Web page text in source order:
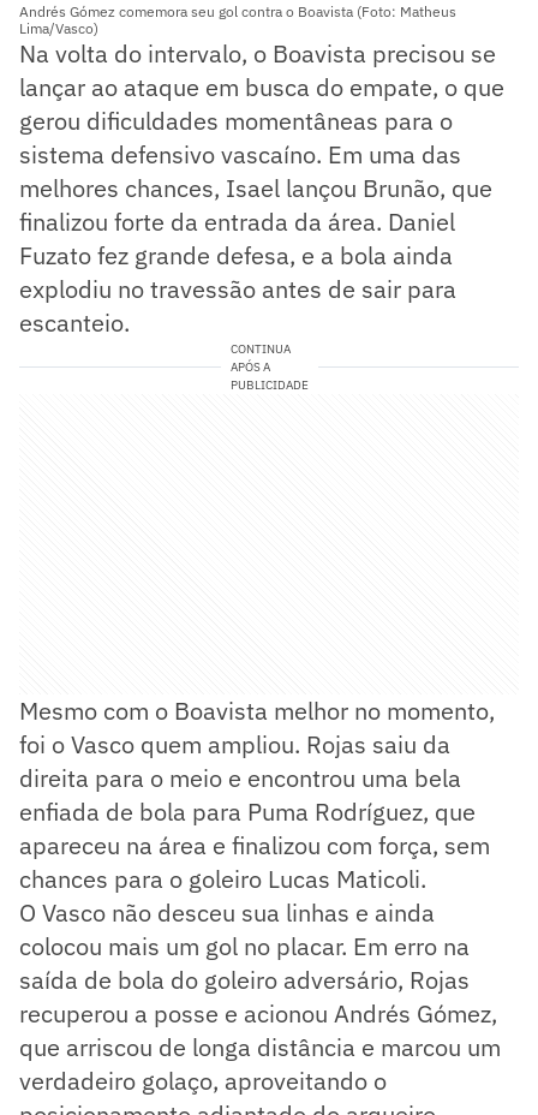
Andrés Gómez comemora seu gol contra o Boavista (Foto: Matheus
Lima/Vasco)
Na volta do intervalo, o Boavista precisou se
lançar ao ataque em busca do empate, o que
gerou dificuldades momentâneas para o
sistema defensivo vascaíno. Em uma das
melhores chances, Isael lançou Brunão, que
finalizou forte da entrada da área. Daniel
Fuzato fez grande defesa, e a bola ainda
explodiu no travessão antes de sair para
escanteio.
CONTINUA
APÓS A
PUBLICIDADE
Mesmo com o Boavista melhor no momento,
foi o Vasco quem ampliou. Rojas saiu da
direita para o meio e encontrou uma bela
enfiada de bola para Puma Rodríguez, que
apareceu na área e finalizou com força, sem
chances para o goleiro Lucas Maticoli.
O Vasco não desceu sua linhas e ainda
colocou mais um gol no placar. Em erro na
saída de bola do goleiro adversário, Rojas
recuperou a posse e acionou Andrés Gómez,
que arriscou de longa distância e marcou um
verdadeiro golaço, aproveitando o